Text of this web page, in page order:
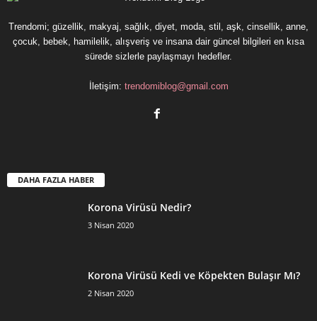
Trendomi; güzellik, makyaj, sağlık, diyet, moda, stil, aşk, cinsellik, anne,
çocuk, bebek, hamilelik, alışveriş ve insana dair güncel bilgileri en kısa
sürede sizlerle paylaşmayı hedefler.
İletişim: trendomiblog@gmail.com
DAHA FAZLA HABER
Korona Virüsü Nedir?
3 Nisan 2020
Korona Virüsü Kedi ve Köpekten Bulaşır Mı?
2 Nisan 2020